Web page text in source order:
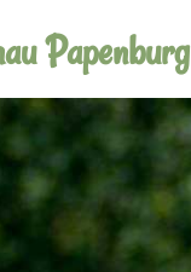
Papenburg